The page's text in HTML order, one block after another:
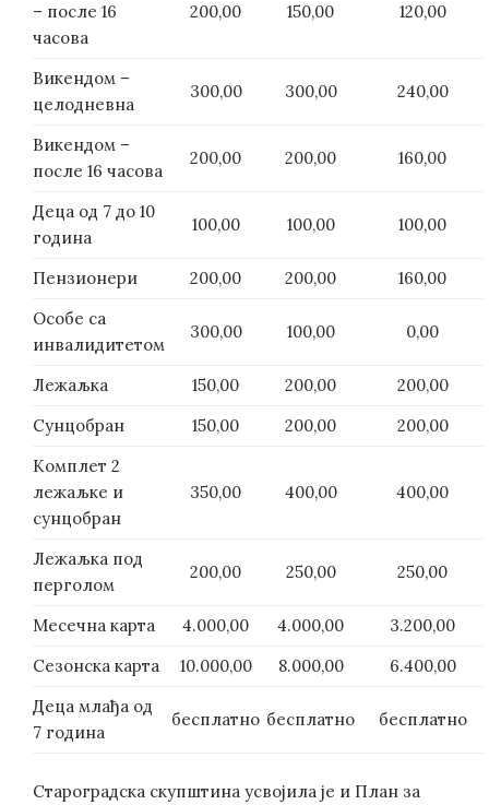
– после 16
часова
200,00 150,00 120,00
Викендом –
целодневна
300,00 300,00 240,00
Викендом –
после 16 часова
200,00 200,00 160,00
Деца од 7 до 10
година
100,00 100,00 100,00
Пензионери 200,00 200,00
160,00
Особе са
инвалидитетом
300,00 100,00 0,00
Лежаљка 150,00 200,00
200,00
Сунцобран
150,00 200,00
200,00
Комплет 2
лежаљке и
сунцобран
350,00 400,00 400,00
Лежаљка под
перголом
200,00 250,00 250,00
Месечна карта 4.000,00 4.000,00
3.200,00
Сезонска карта
10.000,00 8.000,00
6.400,00
Деца млађа од
7 година
бесплатно бесплатно бесплатно
Староградска скупштина усвојила је и План за